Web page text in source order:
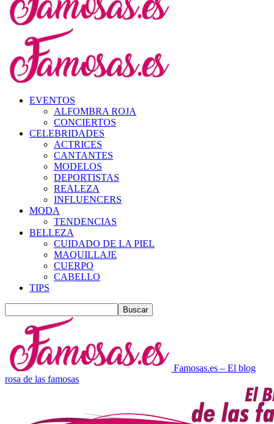
EVENTOS
ALFOMBRA ROJA
CONCIERTOS
CELEBRIDADES
ACTRICES
CANTANTES
MODELOS
DEPORTISTAS
REALEZA
INFLUENCERS
MODA
TENDENCIAS
BELLEZA
CUIDADO DE LA PIEL
MAQUILLAJE
CUERPO
CABELLO
TIPS
Famosas.es – El blog
rosa de las famosas